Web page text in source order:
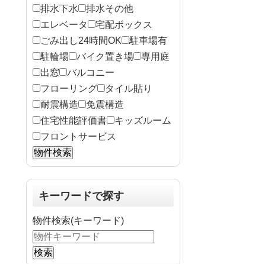
排水下水
排水その他
エレベータ
宅配ボックス
ごみ出し24時間OK
駐車場有
駐輪場
バイク置き場
専用庭
出窓
バルコニー
フローリング
タイル貼り
耐震構造
免震構造
住宅性能評価書
キッズルーム
フロントサービス
キーワードで探す
物件検索(キーワード)